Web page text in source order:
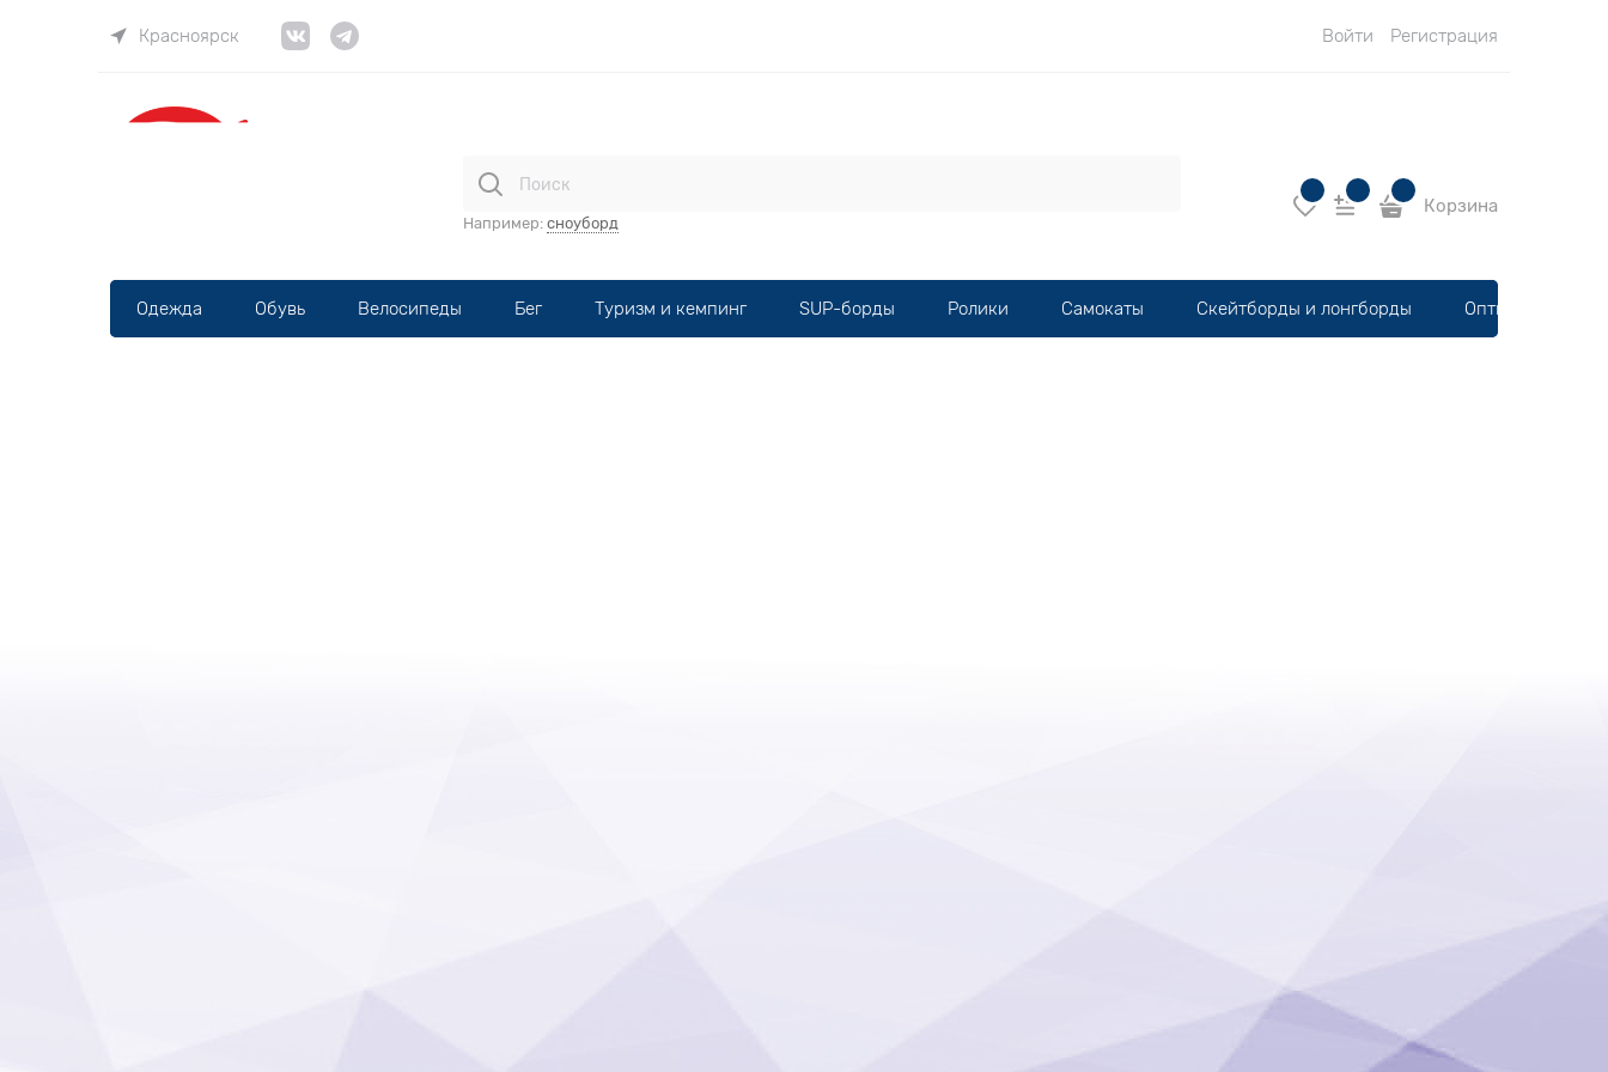
Красноярск Войти Регистрация
Например: сноуборд
Корзина
Одежда Обувь Велосипеды Бег Туризм и кемпинг SUP-борды Ролики Самокаты Скейтборды и лонгборды Оптика, шлемы